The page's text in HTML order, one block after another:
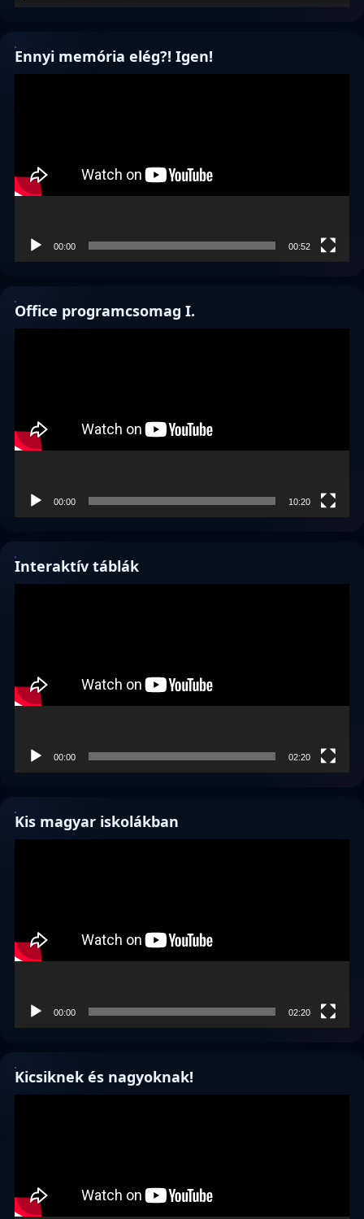
Ennyi memória elég?! Igen!
00:00 00:52
Office programcsomag I.
00:00 10:20
Interaktív táblák
00:00 02:20
Kis magyar iskolákban
00:00 02:20
Kicsiknek és nagyoknak!